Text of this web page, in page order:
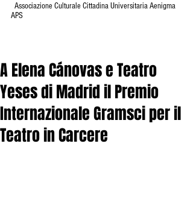
Associazione Culturale Cittadina Universitaria Aenigma
APS
A Elena Cánovas e Teatro
Yeses di Madrid il Premio
Internazionale Gramsci per il
Teatro in Carcere